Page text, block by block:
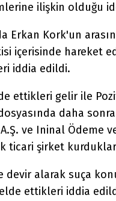
ilişkin olduğu
Erkan Kork'un
içerisinde hareket
iddia edildi.
ettikleri gelir ile
daha
ve Ininal Ödeme
ticari şirket
devir alarak suça
ettikleri iddia